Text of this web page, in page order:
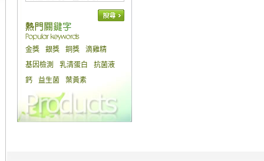
金獎 銀獎 銅獎
滴雞精
基因檢測
乳清蛋白
抗菌液
鈣
益生菌 葉黃素